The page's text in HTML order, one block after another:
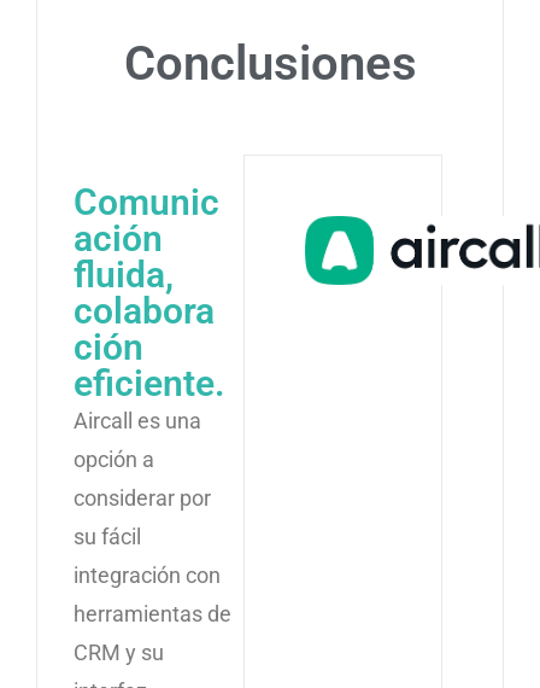
Conclusiones
Comunic
ación
fluida,
colabora
ción
eficiente.
Aircall es una
opción a
considerar por
su fácil
integración con
herramientas de
CRM y su